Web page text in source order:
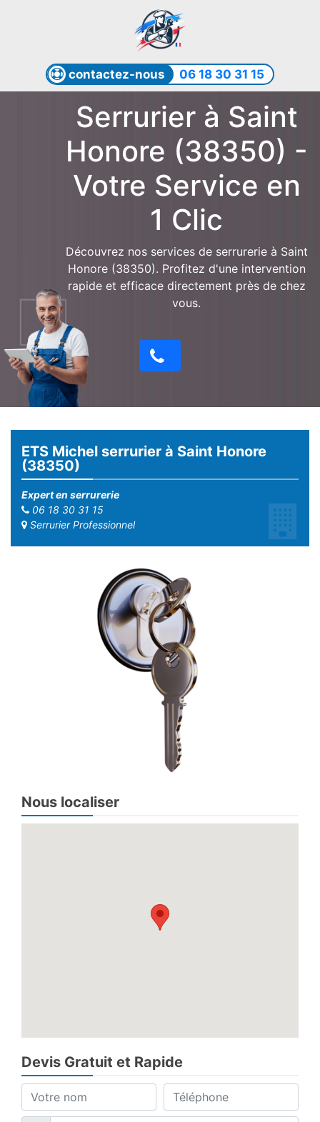
contactez-nous 06 18 30 31 15
Serrurier à Saint
Honore (38350) -
Votre Service en
1 Clic
Découvrez nos services de serrurerie à Saint
Honore (38350). Profitez d'une intervention
rapide et efficace directement près de chez
vous.
ETS Michel serrurier à Saint Honore
(38350)
Expert en serrurerie
06 18 30 31 15
Serrurier Professionnel
Nous localiser
Devis Gratuit et Rapide